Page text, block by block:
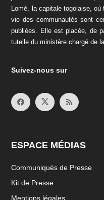
Lomé, la capitale togolaise,
vie des communautés sont
publiées. Elle est placée, de
tutelle du ministère chargé de
Suivez-nous sur
ESPACE MÉDIAS
Communiqués de Presse
Kit de Presse
Mentions légales